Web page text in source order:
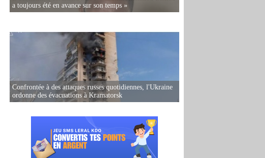
a toujours été en avance sur son temps »
Confrontée à des attaques russes quotidiennes, l'Ukraine
ordonne des évacuations à Kramatorsk